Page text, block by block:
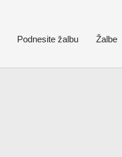
Podnesite žalbu Žalbe